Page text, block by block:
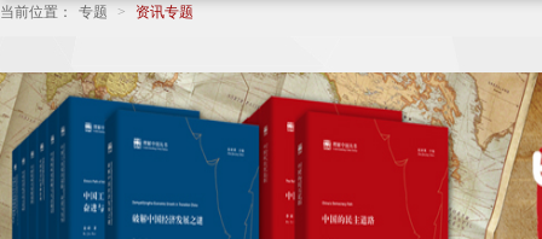
当前位置： 专题 > 资讯专题